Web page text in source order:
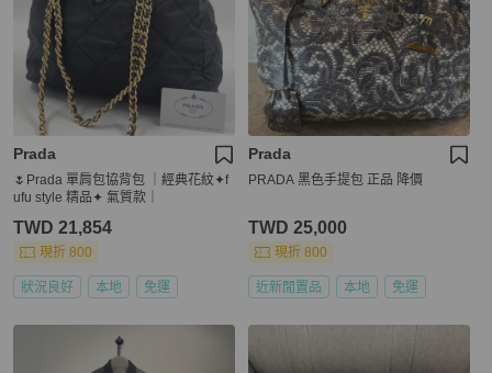
Prada
🌷Prada 單肩包協背包 ｜經典花紋✦f
ufu style 精品✦ 氣質款｜
TWD 21,854
現折 800
狀況良好 本地 免運
Prada
PRADA 黑色手提包 正品 降價
TWD 25,000
現折 800
近新閒置品 本地 免運